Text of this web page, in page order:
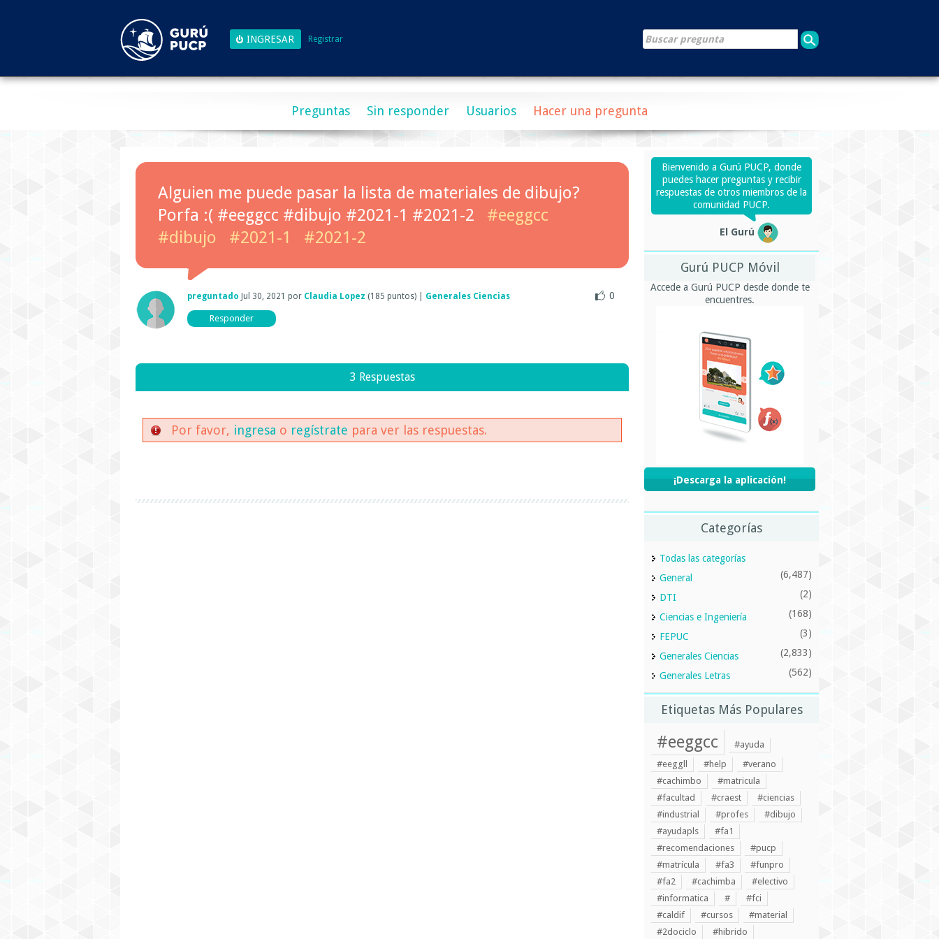
Registrar
Preguntas Sin responder Usuarios Hacer una pregunta
Alguien me puede pasar la lista de materiales de dibujo?
Porfa :( #eeggcc #dibujo #2021-1 #2021-2
#eeggcc
#dibujo
#2021-1 #2021-2
0
preguntado Jul 30, 2021 por Claudia Lopez (185 puntos) Generales Ciencias
3 Respuestas
Por favor, ingresa o regístrate para ver las respuestas.
Bienvenido a Gurú PUCP, donde
puedes hacer preguntas y recibir
respuestas de otros miembros de la
comunidad PUCP.
El Gurú
Gurú PUCP Móvil
Accede a Gurú PUCP desde donde te
encuentres.
¡Descarga la aplicación!
Categorías
Todas las categorías
General
(6,487)
DTI (2)
Ciencias e Ingeniería (168)
FEPUC (3)
Generales Ciencias (2,833)
Generales Letras (562)
Etiquetas Más Populares
#eeggcc
#ayuda
#eeggll
#help
#verano
#cachimbo
#matricula
#facultad
#craest
#ciencias
#industrial
#profes
#dibujo
#ayudapls
#fa1
#recomendaciones
#pucp
#matrícula
#fa3
#funpro
#fa2
#cachimba
#electivo
#informatica
#
#fci
#caldif
#cursos
#material
#2dociclo
#hibrido